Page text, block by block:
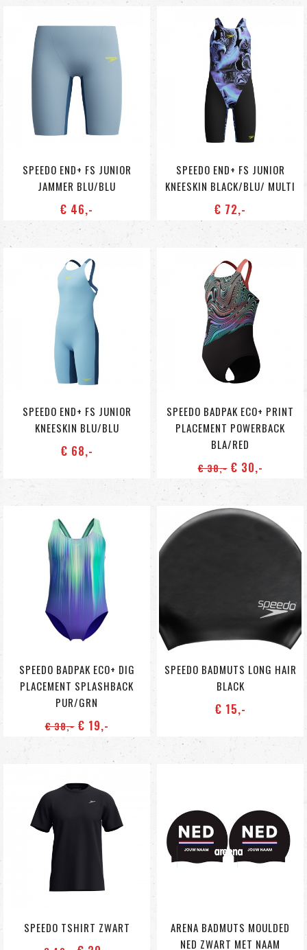
SPEEDO END+ FS JUNIOR
JAMMER BLU/BLU
€ 46,-
SPEEDO END+ FS JUNIOR
KNEESKIN BLACK/BLU/ MULTI
€ 72,-
SPEEDO END+ FS JUNIOR
KNEESKIN BLU/BLU
€ 68,-
SPEEDO BADPAK ECO+ PRINT
PLACEMENT POWERBACK
BLA/RED
€ 38,-€ 30,-
SPEEDO BADPAK ECO+ DIG
PLACEMENT SPLASHBACK
PUR/GRN
€ 38,-€ 19,-
SPEEDO BADMUTS LONG HAIR
BLACK
€ 15,-
SPEEDO TSHIRT ZWART
ARENA BADMUTS MOULDED
NED ZWART MET NAAM